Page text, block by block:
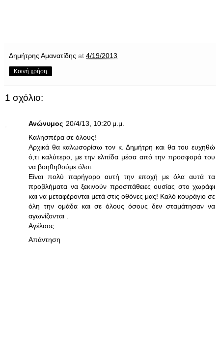
Δημήτρης Αμανατίδης at 4/19/2013
Κοινή χρήση
1 σχόλιο:
Ανώνυμος 20/4/13, 10:20 μ.μ.
Καλησπέρα σε όλους!
Αρχικά θα καλωσορίσω τον κ. Δημήτρη και θα του ευχηθώ
ό,τι καλύτερο, με την ελπίδα μέσα από την προσφορά του
να βοηθηθούμε όλοι.
Είναι πολύ παρήγορο αυτή την εποχή με όλα αυτά τα
προβλήματα να ξεκινούν προσπάθειες ουσίας στο χωράφι
και να μεταφέρονται μετά στις οθόνες μας! Καλό κουράγιο σε
όλη την ομάδα και σε όλους όσους δεν σταμάτησαν να
αγωνίζονται .
Αγέλαος
Απάντηση